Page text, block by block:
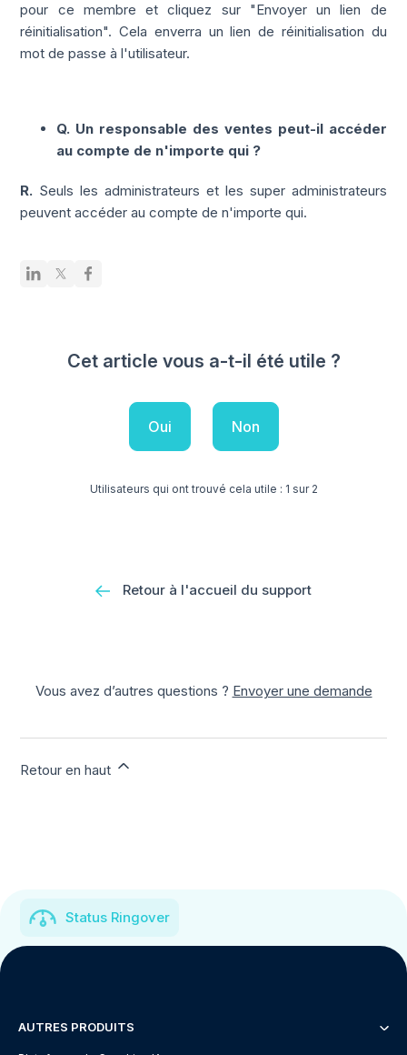
pour ce membre et cliquez sur "Envoyer un lien de
réinitialisation". Cela enverra un lien de réinitialisation du
mot de passe à l'utilisateur.
Q. Un responsable des ventes peut-il accéder
au compte de n'importe qui ?
R. Seuls les administrateurs et les super administrateurs
peuvent accéder au compte de n'importe qui.
Cet article vous a-t-il été utile ?
Oui Non
Utilisateurs qui ont trouvé cela utile : 1 sur 2
Retour à l'accueil du support
Vous avez d’autres questions ? Envoyer une demande
Retour en haut
Status Ringover
AUTRES PRODUITS